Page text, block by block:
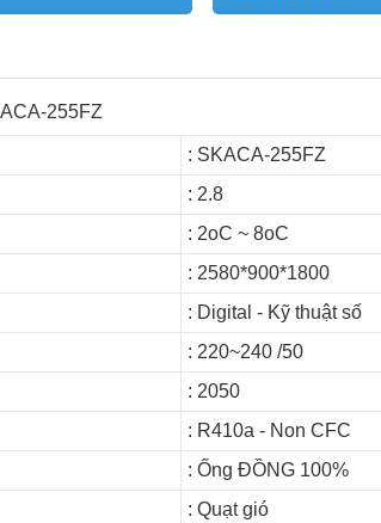
255FZ
: SKACA-255FZ
: 2.8
: 2oC ~ 8oC
: 2580*900*1800
: Digital - Kỹ thuật số
: 220~240 /50
: 2050
: R410a - Non CFC
: Ống ĐỒNG 100%
: Quạt gió